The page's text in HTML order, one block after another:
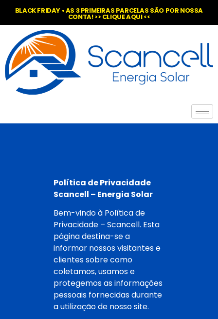
BLACK FRIDAY • AS 3 PRIMEIRAS PARCELAS SÃO POR NOSSA
CONTA! >> CLIQUE AQUI <<
Política de Privacidade
Scancell – Energia Solar
Bem-vindo à Política de
Privacidade – Scancell. Esta
página destina-se a
informar nossos visitantes e
clientes sobre como
coletamos, usamos e
protegemos as informações
pessoais fornecidas durante
a utilização de nosso site.